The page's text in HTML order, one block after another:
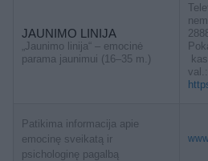
JAUNIMO LINIJA
„Jaunimo linija“ – emocinė
parama jaunimui (16–35 m.)
val.:
Patikima informacija apie
emocinę sveikatą ir
psichologinę pagalbą